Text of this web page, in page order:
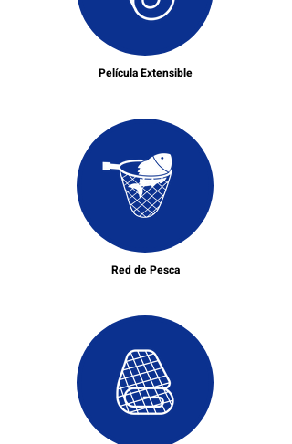
Película Extensible
Red de Pesca